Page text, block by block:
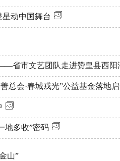
动中国舞台
省市文艺团队走进赞皇县西阳
总会·春城戎光”公益基金落地
地多收”密码
山”